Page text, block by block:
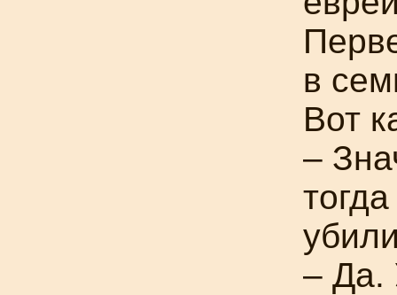
в
Вот
–
– Да.